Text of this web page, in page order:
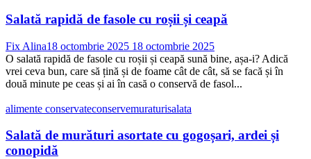
Salată rapidă de fasole cu roșii și ceapă
Fix Alina18 octombrie 2025 18 octombrie 2025
O salată rapidă de fasole cu roșii și ceapă sună bine, așa-i? Adică
vrei ceva bun, care să țină și de foame cât de cât, să se facă și în
două minute pe ceas și ai în casă o conservă de fasol...
alimente conservateconservemuraturisalata
Salată de murături asortate cu gogoșari, ardei și
conopidă